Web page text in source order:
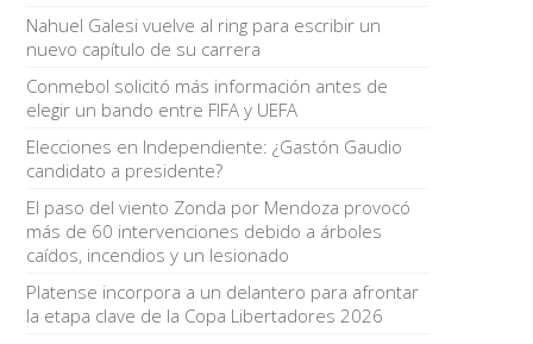
Nahuel Galesi vuelve al ring para escribir un
nuevo capítulo de su carrera
Conmebol solicitó más información antes de
elegir un bando entre FIFA y UEFA
Elecciones en Independiente: ¿Gastón Gaudio
candidato a presidente?
El paso del viento Zonda por Mendoza provocó
más de 60 intervenciones debido a árboles
caídos, incendios y un lesionado
Platense incorpora a un delantero para afrontar
la etapa clave de la Copa Libertadores 2026